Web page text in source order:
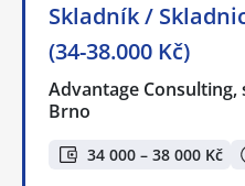
Skladník /
(34-38.000 Kč)
Advantage Consulting,
Brno
34 000 – 38 000 Kč